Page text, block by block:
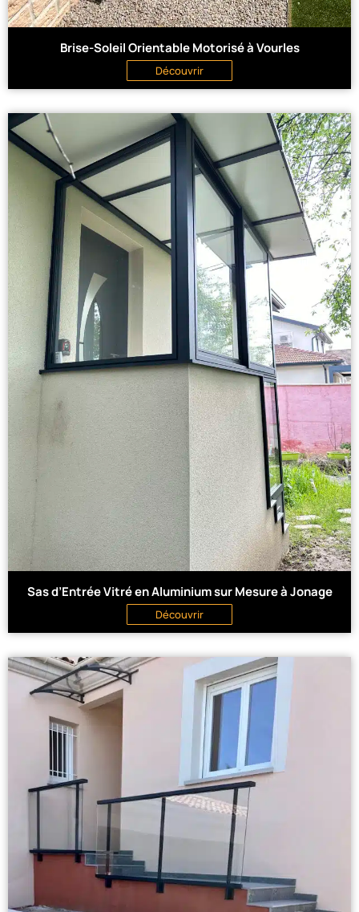
Brise-Soleil Orientable Motorisé à Vourles
Découvrir
Sas d’Entrée Vitré en Aluminium sur Mesure à Jonage
Découvrir